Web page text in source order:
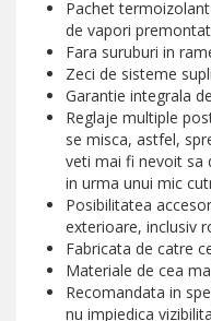
Pachet
de vapori
Fara suruburi in
Zeci de sisteme
Garantie integrala
Reglaje multiple
se misca, astfel,
veti mai fi nevoit sa
in urma unui mic
Posibilitatea
exterioare, inclusiv
Fabricata de catre
Materiale de cea
Recomandata in
nu impiedica